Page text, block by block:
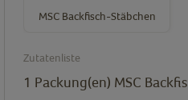
MSC Backfisch-Stäbchen
Zutatenliste
1 Packung(en) MSC